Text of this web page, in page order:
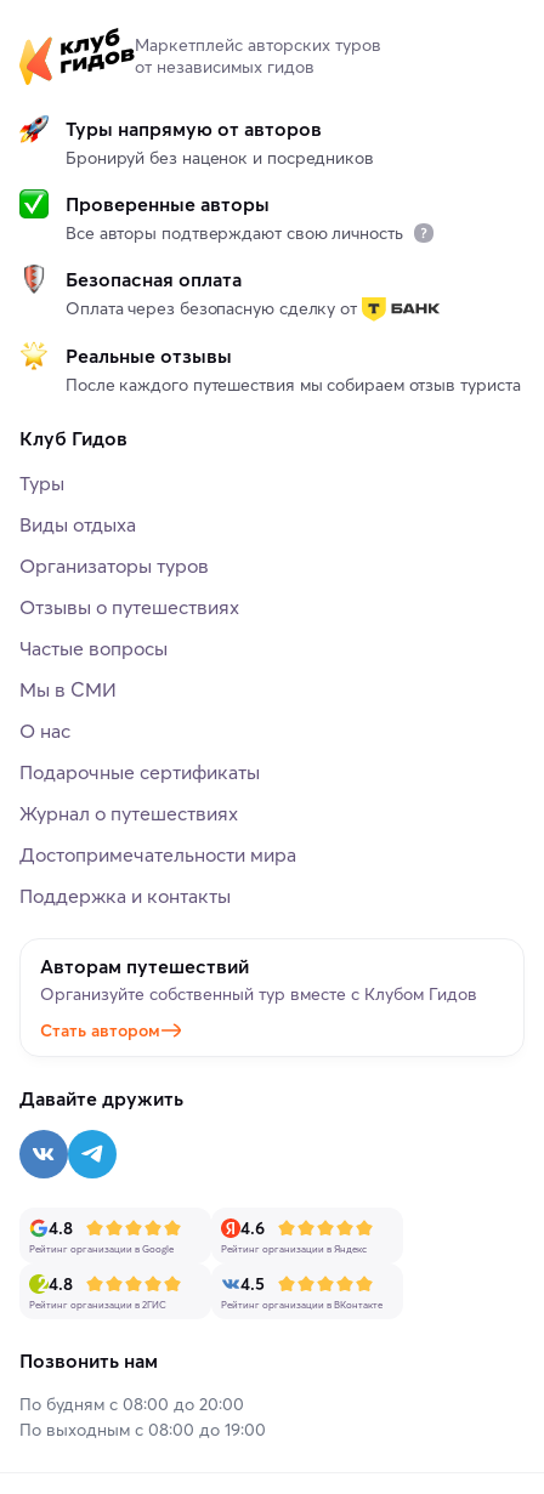
Маркетплейс авторских туров
от независимых гидов
Туры напрямую от авторов
Бронируй без наценок и посредников
Проверенные авторы
Все авторы подтверждают свою личность
Безопасная оплата
Оплата через безопасную сделку от
Реальные отзывы
После каждого путешествия мы собираем отзыв туриста
Клуб Гидов
Туры
Виды отдыха
Организаторы туров
Отзывы о путешествиях
Частые вопросы
Мы в СМИ
О нас
Подарочные сертификаты
Журнал о путешествиях
Достопримечательности мира
Поддержка и контакты
Авторам путешествий
Организуйте собственный тур вместе с Клубом Гидов
Стать автором
Давайте дружить
4.8
Рейтинг организации в Google
4.6
Рейтинг организации в Яндекс
4.8
Рейтинг организации в 2ГИС
4.5
Рейтинг организации в ВКонтакте
Позвонить нам
По будням с 08:00 до 20:00
По выходным с 08:00 до 19:00